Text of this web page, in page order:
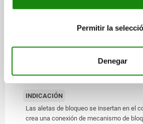
Permitir la
Denegar
Acero.
Superficie endurecida mín. 550 HV.
INDICACIÓN
Las aletas de bloqueo se insertan en el
crea una conexión de mecanismo de